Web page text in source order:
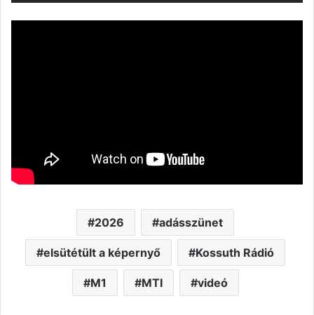
2026 adásszünet
elsütétült a képernyő Kossuth Rádió
M1 MTI videó